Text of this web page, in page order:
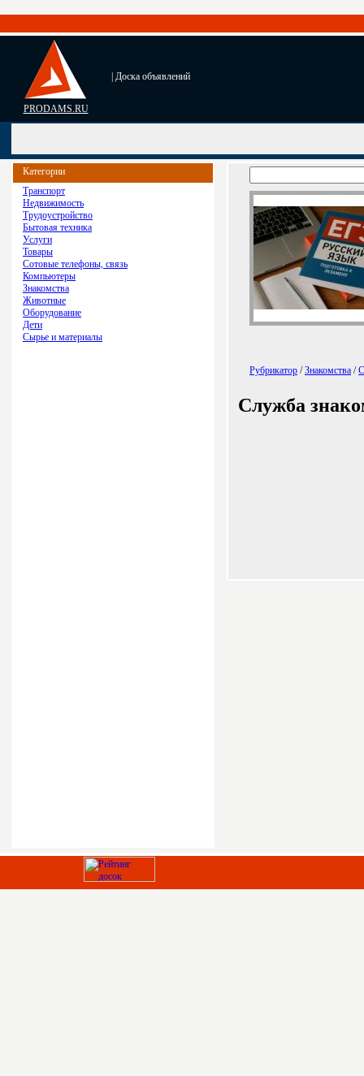
PRODAMS.RU
| Доска объявлений
Категории
Транспорт
Недвижимость
Трудоустройство
Бытовая техника
Услуги
Товары
Сотовые телефоны, связь
Компьютеры
Знакомства
Животные
Оборудование
Дети
Сырье и материалы
Рубрикатор /Знакомства /
Служба